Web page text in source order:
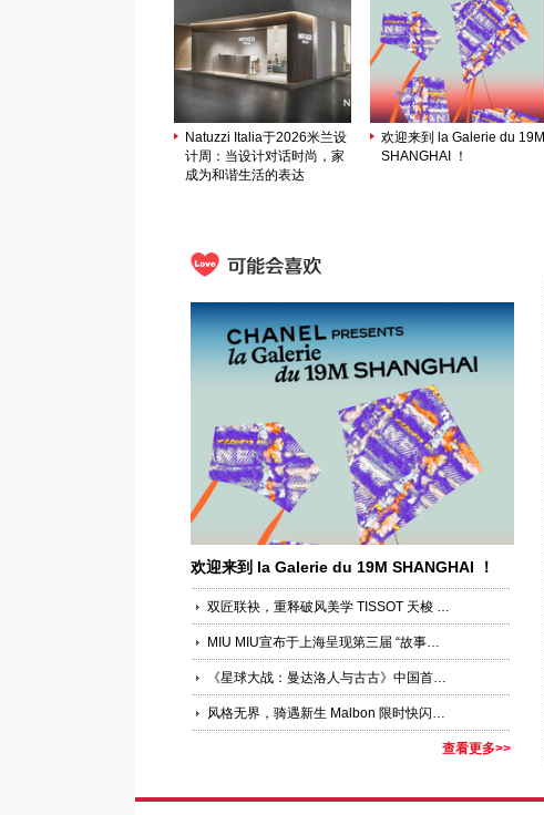
Natuzzi Italia于2026米兰设
计周：当设计对话时尚，家
成为和谐生活的表达
欢迎来到 la Galerie du 19M
SHANGHAI ！
欢迎来到 la Galerie du 19M SHANGHAI ！
双匠联袂，重释破风美学 TISSOT 天梭 × PINARELLO 皮纳瑞罗联合新品发布活动于上海圆满落幕
MIU MIU宣布于上海呈现第三届 “故事与叙事者”
《星球大战：曼达洛人与古古》中国首映礼盛大举办 银河史诗于上海科技馆再度启幕，全方位点燃星际冒险狂欢
风格无界，骑遇新生 Malbon 限时快闪空间登陆上海嘉里中心，发布首个“中国马年”限定系列
查看更多>>